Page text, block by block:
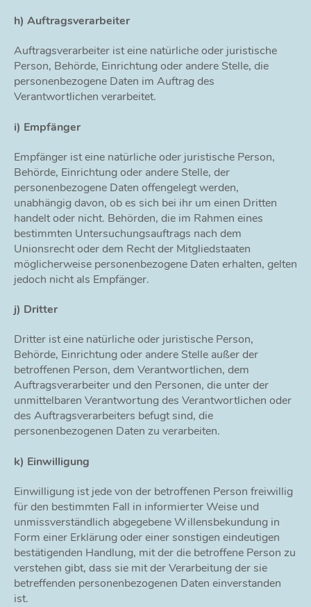
h) Auftragsverarbeiter
Auftragsverarbeiter ist eine natürliche oder juristische
Person, Behörde, Einrichtung oder andere Stelle, die
personenbezogene Daten im Auftrag des
Verantwortlichen verarbeitet.
i) Empfänger
Empfänger ist eine natürliche oder juristische Person,
Behörde, Einrichtung oder andere Stelle, der
personenbezogene Daten offengelegt werden,
unabhängig davon, ob es sich bei ihr um einen Dritten
handelt oder nicht. Behörden, die im Rahmen eines
bestimmten Untersuchungsauftrags nach dem
Unionsrecht oder dem Recht der Mitgliedstaaten
möglicherweise personenbezogene Daten erhalten, gelten
jedoch nicht als Empfänger.
j) Dritter
Dritter ist eine natürliche oder juristische Person,
Behörde, Einrichtung oder andere Stelle außer der
betroffenen Person, dem Verantwortlichen, dem
Auftragsverarbeiter und den Personen, die unter der
unmittelbaren Verantwortung des Verantwortlichen oder
des Auftragsverarbeiters befugt sind, die
personenbezogenen Daten zu verarbeiten.
k) Einwilligung
Einwilligung ist jede von der betroffenen Person freiwillig
für den bestimmten Fall in informierter Weise und
unmissverständlich abgegebene Willensbekundung in
Form einer Erklärung oder einer sonstigen eindeutigen
bestätigenden Handlung, mit der die betroffene Person zu
verstehen gibt, dass sie mit der Verarbeitung der sie
betreffenden personenbezogenen Daten einverstanden
ist.